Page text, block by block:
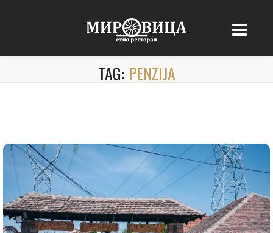
TAG: PENZIJA